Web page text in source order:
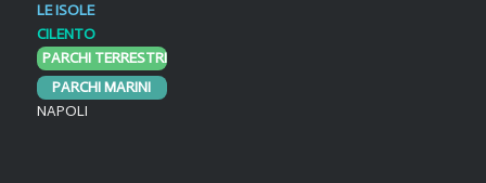
LE ISOLE
CILENTO
PARCHI TERRESTRI
PARCHI MARINI
NAPOLI